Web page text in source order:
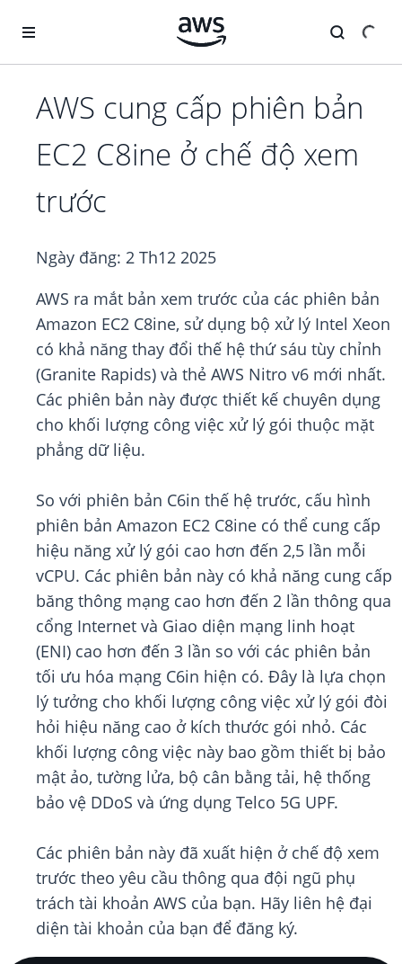
AWS cung cấp phiên bản
EC2 C8ine ở chế độ xem
trước
Ngày đăng: 2 Th12 2025
AWS ra mắt bản xem trước của các phiên bản
Amazon EC2 C8ine, sử dụng bộ xử lý Intel Xeon
có khả năng thay đổi thế hệ thứ sáu tùy chỉnh
(Granite Rapids) và thẻ AWS Nitro v6 mới nhất.
Các phiên bản này được thiết kế chuyên dụng
cho khối lượng công việc xử lý gói thuộc mặt
phẳng dữ liệu.
So với phiên bản C6in thế hệ trước, cấu hình
phiên bản Amazon EC2 C8ine có thể cung cấp
hiệu năng xử lý gói cao hơn đến 2,5 lần mỗi
vCPU. Các phiên bản này có khả năng cung cấp
băng thông mạng cao hơn đến 2 lần thông qua
cổng Internet và Giao diện mạng linh hoạt
(ENI) cao hơn đến 3 lần so với các phiên bản
tối ưu hóa mạng C6in hiện có. Đây là lựa chọn
lý tưởng cho khối lượng công việc xử lý gói đòi
hỏi hiệu năng cao ở kích thước gói nhỏ. Các
khối lượng công việc này bao gồm thiết bị bảo
mật ảo, tường lửa, bộ cân bằng tải, hệ thống
bảo vệ DDoS và ứng dụng Telco 5G UPF.
Các phiên bản này đã xuất hiện ở chế độ xem
trước theo yêu cầu thông qua đội ngũ phụ
trách tài khoản AWS của bạn. Hãy liên hệ đại
diện tài khoản của bạn để đăng ký.